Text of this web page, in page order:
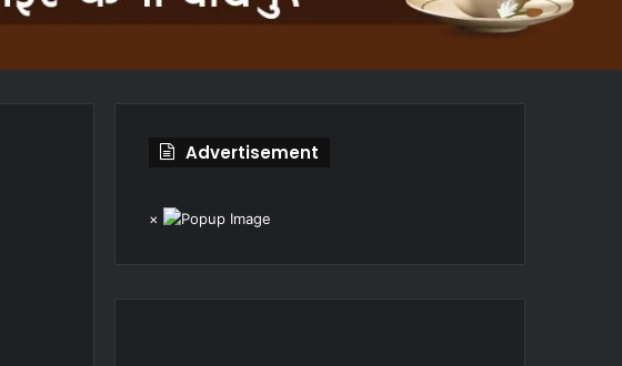
Advertisement
×